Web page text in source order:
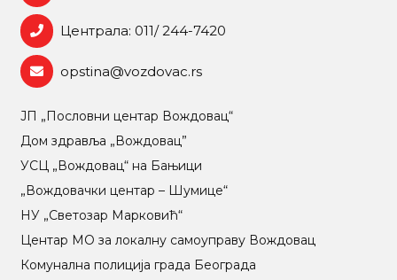
Централа: 011/ 244-7420
opstina@vozdovac.rs
ЈП „Пословни центар Вождовац“
Дом здравља „Вождовац”
УСЦ „Вождовац“ на Бањици
„Вождовачки центар – Шумице“
НУ „Светозар Марковић“
Центар МO за локалну самоуправу Вождовац
Комунална полиција града Београда